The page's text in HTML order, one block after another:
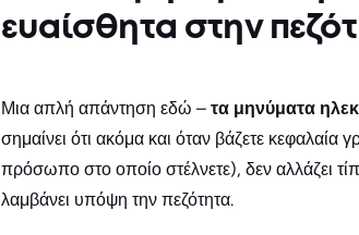
ευαίσθητα στην
Μια απλή απάντηση εδώ – τα μηνύματα
σημαίνει ότι ακόμα και όταν βάζετε
πρόσωπο στο οποίο στέλνετε), δεν αλλάζει
λαμβάνει υπόψη την πεζότητα.